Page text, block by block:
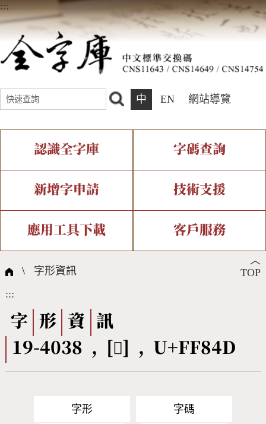
:::
中 EN 網站導覽
認識全字庫
全字庫介紹 全字庫現況
中文碼介紹 專有名詞介紹
國際字碼相關組織
字碼查詢
IDS查詢 部件查詢
複合查詢 注音查詢
筆畫查詢
筆順序查詢
CNS查詢 Unicode查詢
新增字申請
新字申請處理流程
技術支援
字形即時顯示 造字解決方案
全字庫授權 轉碼Web Service
應用工具下載
個人電腦造字處理工具
字形下載
客戶服務
問題集
熱門查詢統計
︿
TOP
\ 字形資訊
:::
字 形 資
訊
19-4038 , [󿡍] , U+FF84D
字形 字碼